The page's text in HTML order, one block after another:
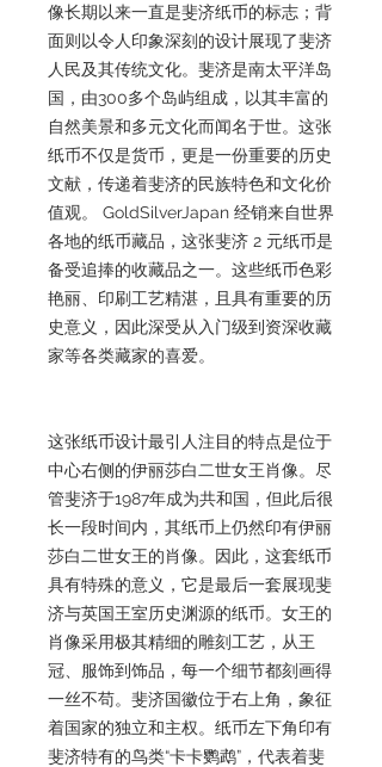
像长期以来一直是斐济纸币的标志；背
面则以令人印象深刻的设计展现了斐济
人民及其传统文化。斐济是南太平洋岛
国，由300多个岛屿组成，以其丰富的
自然美景和多元文化而闻名于世。这张
纸币不仅是货币，更是一份重要的历史
文献，传递着斐济的民族特色和文化价
值观。 GoldSilverJapan 经销来自世界
各地的纸币藏品，这张斐济 2 元纸币是
备受追捧的收藏品之一。这些纸币色彩
艳丽、印刷工艺精湛，且具有重要的历
史意义，因此深受从入门级到资深收藏
家等各类藏家的喜爱。
这张纸币设计最引人注目的特点是位于
中心右侧的伊丽莎白二世女王肖像。尽
管斐济于1987年成为共和国，但此后很
长一段时间内，其纸币上仍然印有伊丽
莎白二世女王的肖像。因此，这套纸币
具有特殊的意义，它是最后一套展现斐
济与英国王室历史渊源的纸币。女王的
肖像采用极其精细的雕刻工艺，从王
冠、服饰到饰品，每一个细节都刻画得
一丝不苟。斐济国徽位于右上角，象征
着国家的独立和主权。纸币左下角印有
斐济特有的鸟类“卡卡鹦鹉”，代表着斐